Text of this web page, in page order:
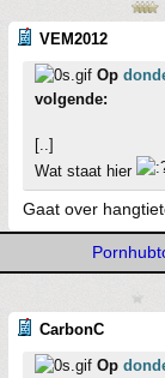
VEM2012
Op
volgende:
[..]
Wat staat hier
Gaat over
CarbonC
Op